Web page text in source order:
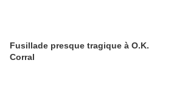
Fusillade presque tragique à O.K.
Corral